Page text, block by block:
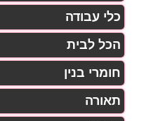
כלי עבודה
הכל לבית
חומרי בנין
תאורה